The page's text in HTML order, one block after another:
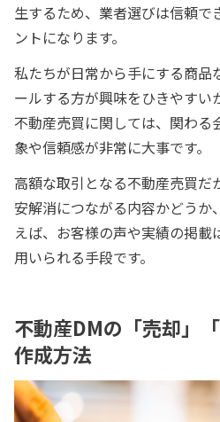
生するため、業者選びは信頼で
ントになります。
私たちが日常から手にする商品
ールする方が興味をひきやすい
不動産売買に関しては、関わる
象や信頼感が非常に大事です。
高額な取引となる不動産売買だ
安解消につながる内容かどうか
えば、お客様の声や実績の掲載
用いられる手段です。
不動産DMの「売却」
作成方法